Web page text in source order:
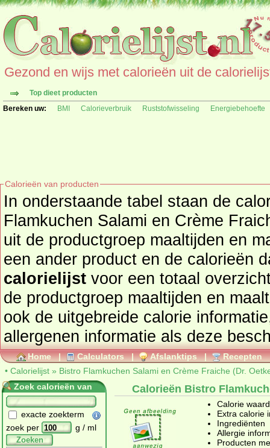
Gezond en wijs met calorieën uit de
Top dieet producten
Bereken uw:
BMI Calorieverbruik Ruststofwisseling Energiebehoefte
Calorieën van producten
In onderstaande tabel staan de
Flamkuchen Salami en Crème
uit de productgroep maaltijden en
een ander product en de calorieën
calorielijst voor een totaal overzicht of bekijk alle producten
de productgroep maaltijden en
ook de uitgebreide calorie
allergenen informatie als deze
Home | Calculators | Afslanktips | Recepten
• Calorielijst » Bistro Flamkuchen Salami en Crème Fraiche (Dr.
Zoek calorieën van
exacte zoekterm
zoek per
g / ml
Zoeken
Calorieën Bistro
Calorie
Extra calorie
Ingrediënten
Allergie
Producten